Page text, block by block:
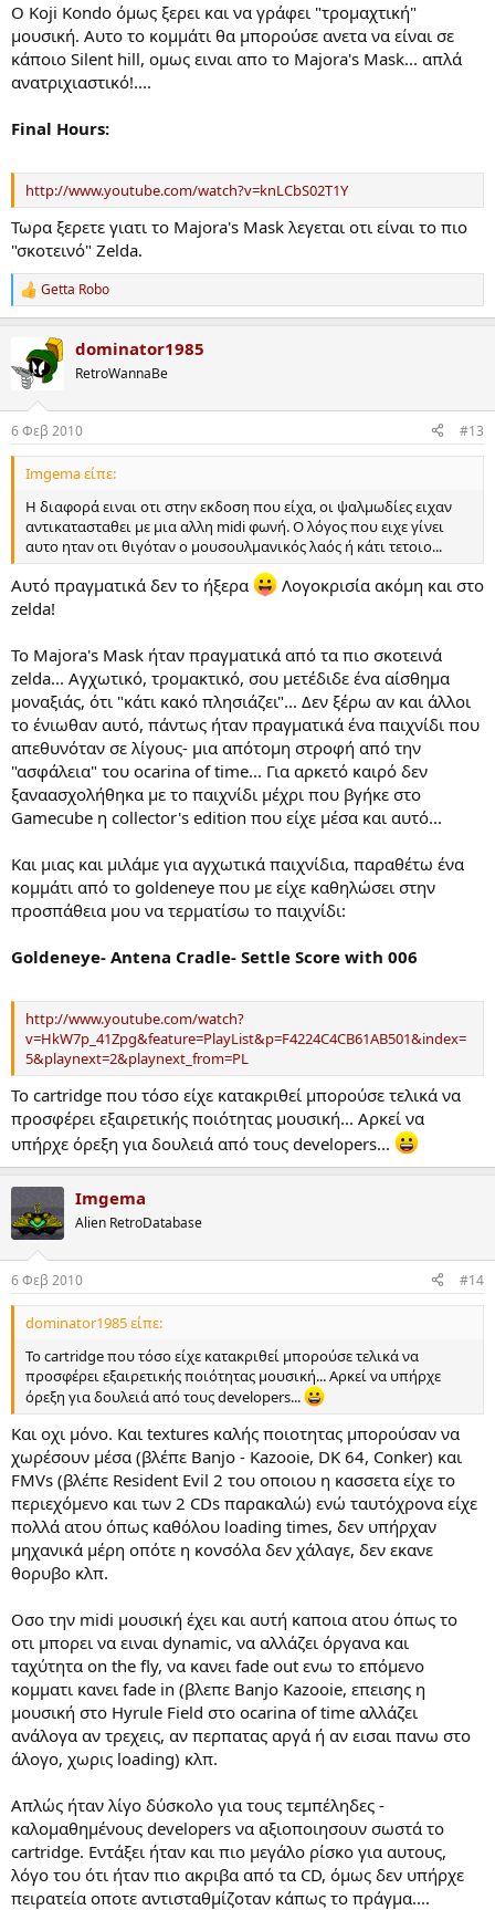
Ο Koji Kondo όμως ξερει και να γράφει "τρομαχτική"
μουσική. Αυτο το κομμάτι θα μπορούσε ανετα να είναι σε
κάποιο Silent hill, ομως ειναι απο το Majora's Mask... απλά
ανατριχιαστικό!....
Final Hours:
http://www.youtube.com/watch?v=knLCbS02T1Y
Τωρα ξερετε γιατι το Majora's Mask λεγεται οτι είναι το πιο
"σκοτεινό" Zelda.
R
e
t
i
s
:
Getta Robo
dominator1985
RetroWannaBe
6 Φεβ 2010 #13
Imgema είπε:
H διαφορά ειναι οτι στην εκδοση που είχα, οι ψαλμωδίες ειχαν
αντικατασταθει με μια αλλη midi φωνή. Ο λόγος που ειχε γίνει
αυτο ηταν οτι θιγόταν ο μουσουλμανικός λαός ή κάτι τετοιο...
Αυτό πραγματικά δεν το ήξερα
Λογοκρισία ακόμη και στο
zelda!
Το Majora's Mask ήταν πραγματικά από τα πιο σκοτεινά
zelda... Αγχωτικό, τρομακτικό, σου μετέδιδε ένα αίσθημα
μοναξιάς, ότι "κάτι κακό πλησιάζει"... Δεν ξέρω αν και άλλοι
το ένιωθαν αυτό, πάντως ήταν πραγματικά ένα παιχνίδι που
απεθυνόταν σε λίγους- μια απότομη στροφή από την
"ασφάλεια" του ocarina of time... Για αρκετό καιρό δεν
ξαναασχολήθηκα με το παιχνίδι μέχρι που βγήκε στο
Gamecube η collector's edition που είχε μέσα και αυτό...
Και μιας και μιλάμε για αγχωτικά παιχνίδια, παραθέτω ένα
κομμάτι από το goldeneye που με είχε καθηλώσει στην
προσπάθεια μου να τερματίσω το παιχνίδι:
Goldeneye- Antena Cradle- Settle Score with 006
http://www.youtube.com/watch?
v=HkW7p_41Zpg&feature=PlayList&p=F4224C4CB61AB501&index=
5&playnext=2&playnext_from=PL
To cartridge που τόσο είχε κατακριθεί μπορούσε τελικά να
προσφέρει εξαιρετικής ποιότητας μουσική... Αρκεί να
υπήρχε όρεξη για δουλειά από τους developers...
Imgema
Alien RetroDatabase
6 Φεβ 2010 #14
dominator1985 είπε:
To cartridge που τόσο είχε κατακριθεί μπορούσε τελικά να
προσφέρει εξαιρετικής ποιότητας μουσική... Αρκεί να υπήρχε
όρεξη για δουλειά από τους developers...
Και οχι μόνο. Και textures καλής ποιοτητας μπορούσαν να
χωρέσουν μέσα (βλέπε Banjo - Kazooie, DK 64, Conker) και
FMVs (βλέπε Resident Evil 2 του οποιου η κασσετα είχε το
περιεχόμενο και των 2 CDs παρακαλώ) ενώ ταυτόχρονα είχε
πολλά ατου όπως καθόλου loading times, δεν υπήρχαν
μηχανικά μέρη οπότε η κονσόλα δεν χάλαγε, δεν εκανε
θορυβο κλπ.
Οσο την midi μουσική έχει και αυτή καποια ατου όπως το
οτι μπορει να ειναι dynamic, να αλλάζει όργανα και
ταχύτητα on the fly, να κανει fade out ενω το επόμενο
κομματι κανει fade in (βλεπε Banjo Kazooie, επεισης η
μουσική στο Hyrule Field στο ocarina of time αλλάζει
ανάλογα αν τρεχεις, αν περπατας αργά ή αν εισαι πανω στο
άλογο, χωρις loading) κλπ.
Απλώς ήταν λίγο δύσκολο για τους τεμπέληδες -
καλομαθημένους developers να αξιοποιησουν σωστά το
cartridge. Εντάξει ήταν και πιο μεγάλο ρίσκο για αυτους,
λόγο του ότι ήταν πιο ακριβα από τα CD, όμως δεν υπήρχε
πειρατεία οποτε αντισταθμίζοταν κάπως το πράγμα....